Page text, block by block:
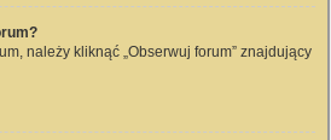
należy kliknąć „Obserwuj forum” znajdujący